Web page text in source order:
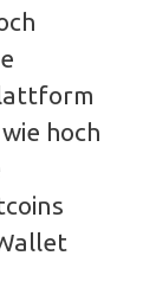
hoch